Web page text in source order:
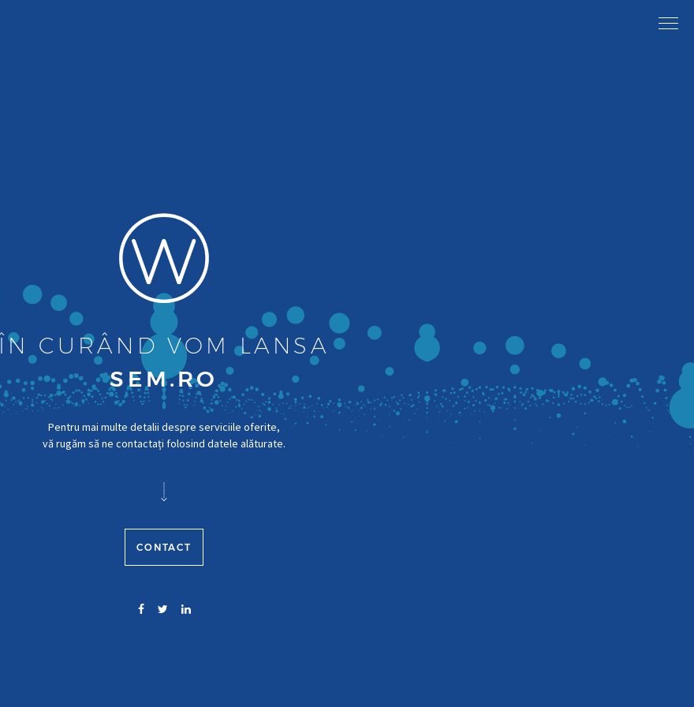
ÎN CURÂND VOM LANSA
SEM.RO
Pentru mai multe detalii despre serviciile oferite,
vă rugăm să ne contactați folosind datele alăturate.
CONTACT